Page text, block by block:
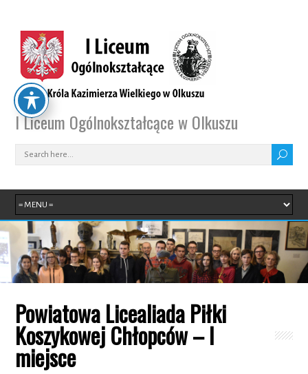
I Liceum Ogólnokształcące w Olkuszu
Powiatowa Licealiada Piłki
Koszykowej Chłopców – I
miejsce